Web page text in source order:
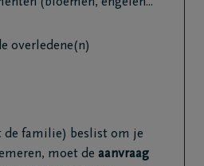
(bloemen, engelen...
overledene(n)
de familie) beslist om je
moet de aanvraag